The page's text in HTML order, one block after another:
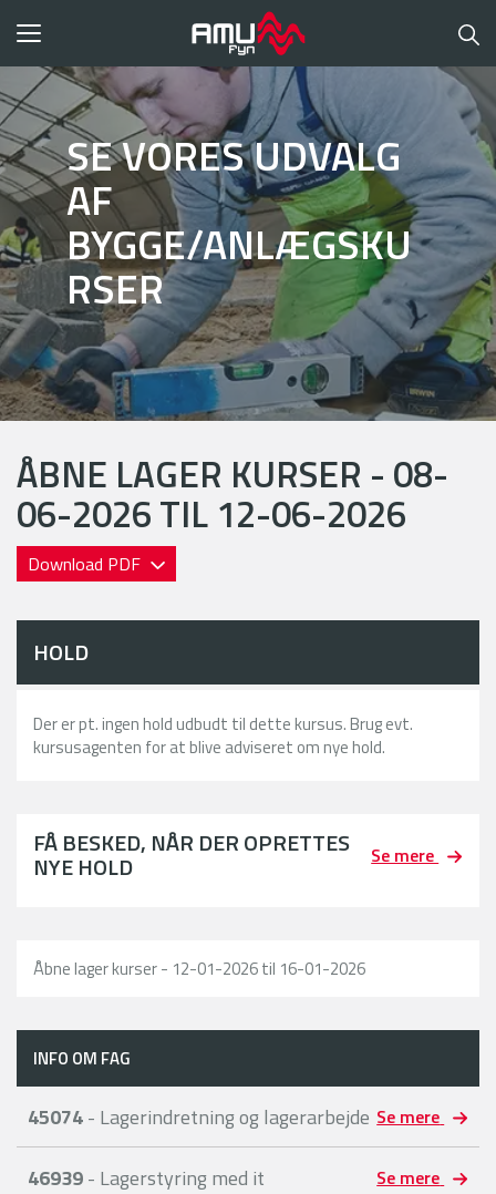
Toggle
SE VORES UDVALG
AF
BYGGE/ANLÆGSKU
RSER
ÅBNE LAGER KURSER - 08-
06-2026 TIL 12-06-2026
Download PDF
HOLD
Der er pt. ingen hold udbudt til dette kursus. Brug evt.
kursusagenten for at blive adviseret om nye hold.
FÅ BESKED, NÅR DER OPRETTES
NYE HOLD Se mere
Åbne lager kurser - 12-01-2026 til 16-01-2026
INFO OM FAG
45074- Lagerindretning og lagerarbejde Se mere
46939- Lagerstyring med it Se mere